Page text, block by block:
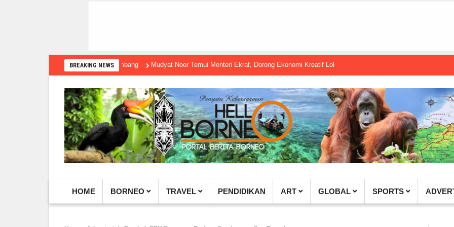
BREAKING NEWS Mudyat Noor Temui Menteri Ekraf, Dorong Ekonomi Kreatif Lokal Naik Kelas Gembel PPU dan IGTKI
HOME BORNEO TRAVEL PENDIDIKAN ART GLOBAL SPORTS